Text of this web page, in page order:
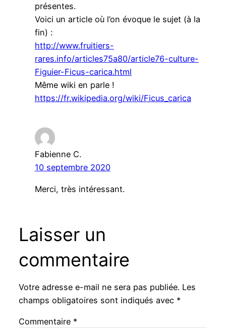
présentes.
Voici un article où l’on évoque le sujet (à la
fin) :
http://www.fruitiers-
rares.info/articles75a80/article76-culture-
Figuier-Ficus-carica.html
Même wiki en parle !
https://fr.wikipedia.org/wiki/Ficus_carica
Fabienne C.
10 septembre 2020
Merci, très intéressant.
Laisser un
commentaire
Votre adresse e-mail ne sera pas publiée. Les
champs obligatoires sont indiqués avec *
Commentaire *